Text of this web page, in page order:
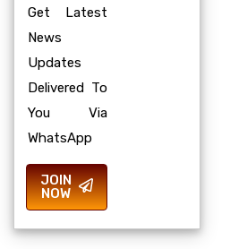
Get Latest
News
Updates
Delivered To
You Via
WhatsApp
JOIN
NOW